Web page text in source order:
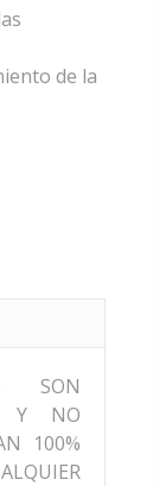
de la
SON
Y NO
100%